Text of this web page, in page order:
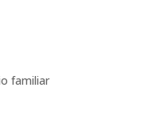
familiar